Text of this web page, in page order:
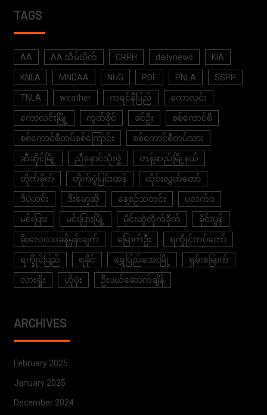
TAGS
AA AA သိမ်းပိုက် CRPH dailynews KIA
KNLA MNDAA NUG PDF PNLA SSPP
TNLA weather ကရင်နီပြည် ကောလင်း
ကောလင်းမြို့ ကွတ်ခိုင် ခင်ဦး စစ်ကောင်စီ
စစ်ကောင်စီတပ်စစ်ကြောင်း စစ်ကောင်စီတပ်သား
ဆီဆိုင်မြို့ ညီနောင်သုံးဖွဲ့ တန့်ဆည်မြို့နယ်
တိုက်ခိုက် တိုက်ပွဲပြင်းထန် ထိုင်းလွှတ်တော်
ဒီပဲယင်း ဒီးမော့ဆို နေ့စဉ်သတင်း ပလက်ဝ
မင်းပြား မင်းပြားမြို့ မိုင်းဆွဲတိုက်ခိုက် မိုင်းပွန်
မိုးလေဝသခန့်မှန်းချက် မြောက်ဦး ရက္ခိုင့်တပ်တော်
ရက္ခိုင်ပြည် ရခိုင် ရွှေပြည်အေးမြို့ ရှမ်းမြောက်
လားရှိုး ဟိုပုံး ဦးပယ်ဆောက်ချိန်
ARCHIVES
February 2025
January 2025
December 2024